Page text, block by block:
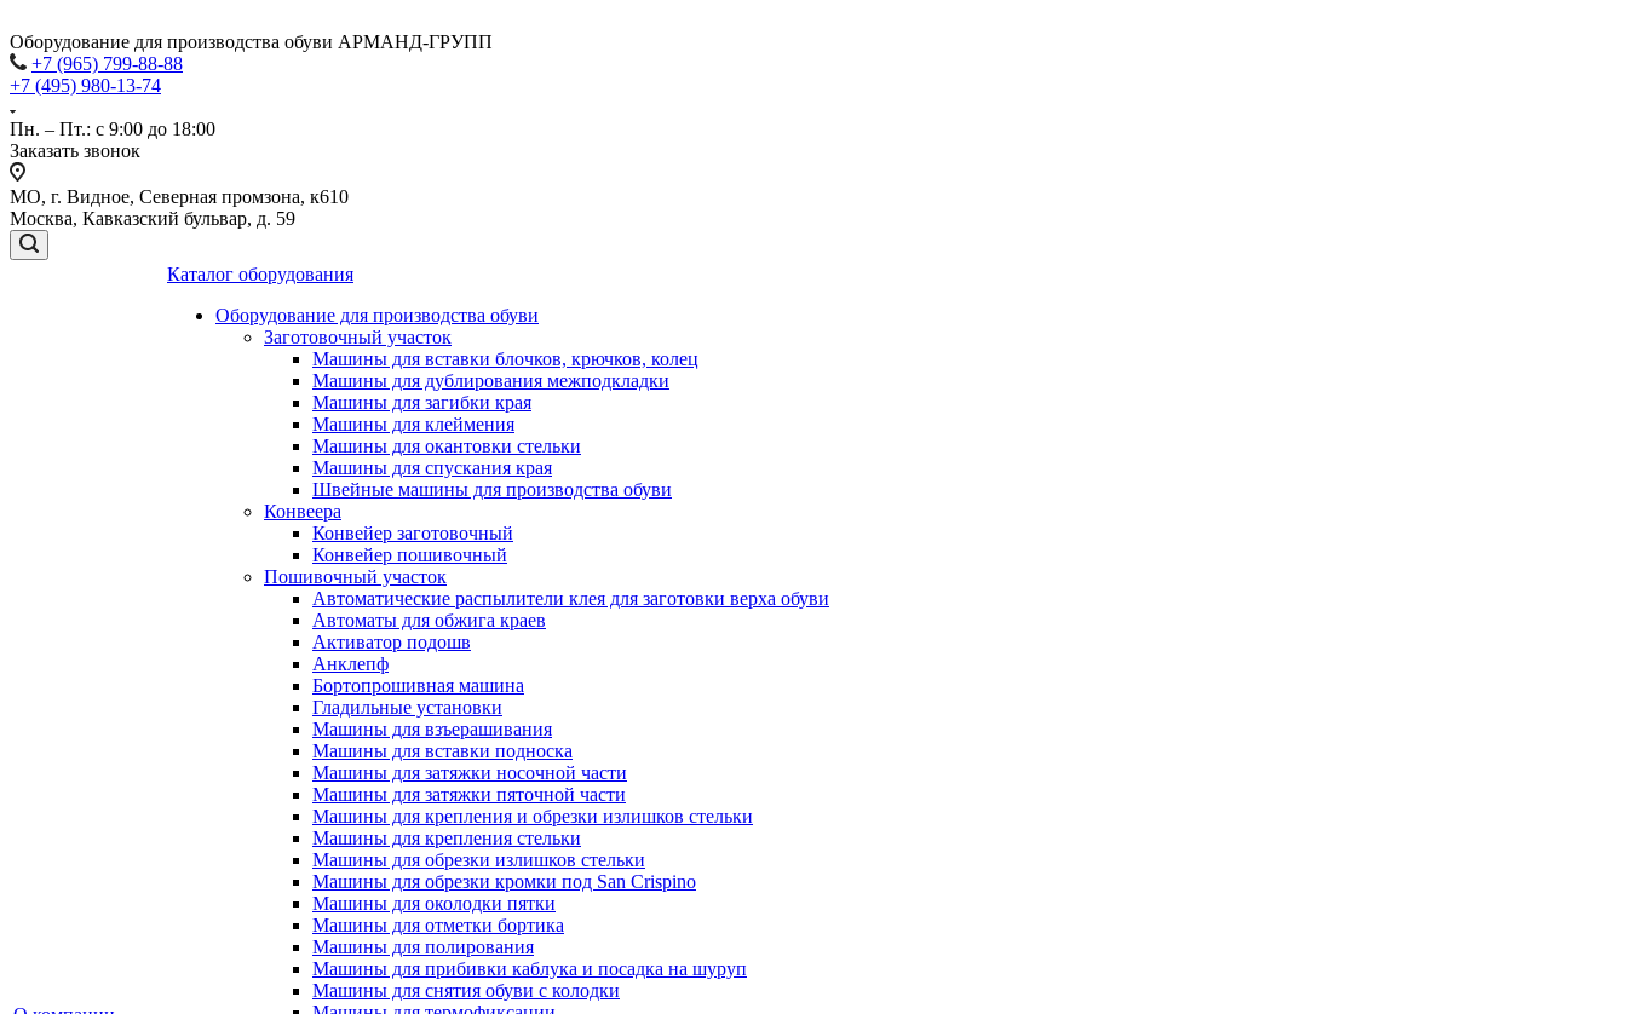
Оборудование для производства обуви АРМАНД-ГРУПП
+7 (965) 799-88-88
+7 (495) 980-13-74
Пн. – Пт.: с 9:00 до 18:00
Заказать звонок
МО, г. Видное, Северная промзона, к610
Москва, Кавказский бульвар, д. 59
Каталог оборудования
Оборудование для производства обуви
Заготовочный участок
Машины для вставки блочков, крючков, колец
Машины для дублирования межподкладки
Машины для загибки края
Машины для клеймения
Машины для окантовки стельки
Машины для спускания края
Швейные машины для производства обуви
Конвеера
Конвейер заготовочный
Конвейер пошивочный
Пошивочный участок
Автоматические распылители клея для заготовки верха обуви
Автоматы для обжига краев
Активатор подошв
Анклепф
Бортопрошивная машина
Гладильные установки
Машины для взъерашивания
Машины для вставки подноска
Машины для затяжки носочной части
Машины для затяжки пяточной части
Машины для крепления и обрезки излишков стельки
Машины для крепления стельки
Машины для обрезки излишков стельки
Машины для обрезки кромки под San Crispino
Машины для околодки пятки
Машины для отметки бортика
Машины для полирования
Машины для прибивки каблука и посадка на шуруп
Машины для снятия обуви с колодки